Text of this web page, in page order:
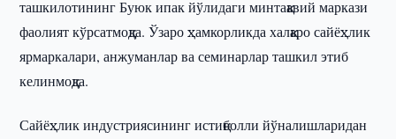
ташкилотининг Буюк ипак йўлидаги минтақавий маркази
фаолият кўрсатмоқда. Ўзаро ҳамкорликда халқаро сайёҳлик
ярмаркалари, анжуманлар ва семинарлар ташкил этиб
келинмоқда.
Сайёҳлик индустриясининг истиқболли йўналишларидан